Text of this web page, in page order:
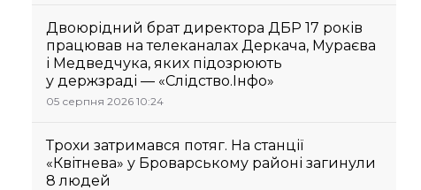
Двоюрідний брат директора ДБР 17 років
працював на телеканалах Деркача, Мураєва
і Медведчука, яких підозрюють
у держзраді — «Слідство.Інфо»
05 серпня 2026 10:24
Трохи затримався потяг. На станції
«Квітнева» у Броварському районі загинули
8 людей